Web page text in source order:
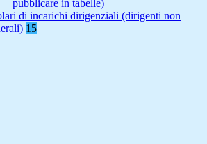
pubblicare in tabelle)
di incarichi dirigenziali (dirigenti non
15